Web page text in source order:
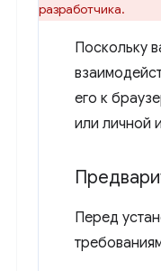
разработчика.
Поскольку
его к
или личной
Перед